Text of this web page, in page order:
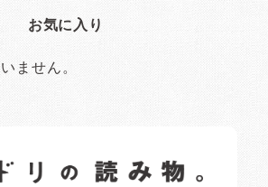
お気に入り
ません。
更新中です。